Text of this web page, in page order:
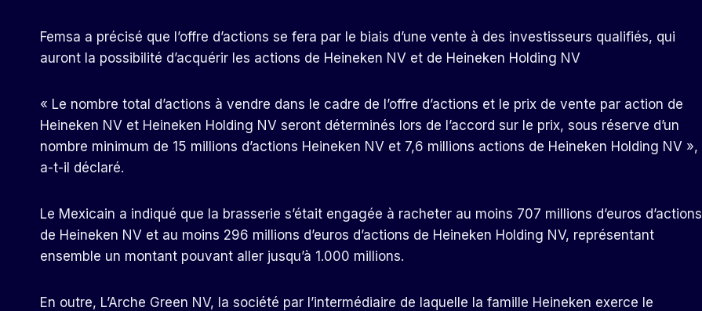
Femsa a précisé que l’offre d’actions se fera par le biais d’une vente à des investisseurs qualifiés, qui
auront la possibilité d’acquérir les actions de Heineken NV et de Heineken Holding NV
« Le nombre total d’actions à vendre dans le cadre de l’offre d’actions et le prix de vente par action de
Heineken NV et Heineken Holding NV seront déterminés lors de l’accord sur le prix, sous réserve d’un
nombre minimum de 15 millions d’actions Heineken NV et 7,6 millions actions de Heineken Holding NV »,
a-t-il déclaré.
Le Mexicain a indiqué que la brasserie s’était engagée à racheter au moins 707 millions d’euros d’actions
de Heineken NV et au moins 296 millions d’euros d’actions de Heineken Holding NV, représentant
ensemble un montant pouvant aller jusqu’à 1.000 millions.
En outre, L’Arche Green NV, la société par l’intermédiaire de laquelle la famille Heineken exerce le